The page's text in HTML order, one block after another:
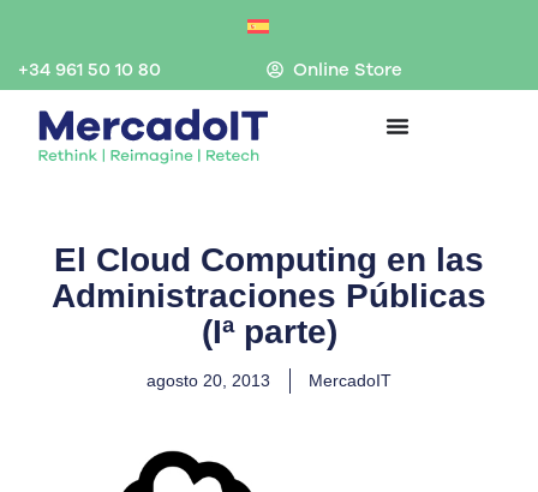
contenido
+34 961 50 10 80 Online Store
El Cloud Computing en las
Administraciones Públicas
(Iª parte)
agosto 20, 2013 MercadoIT